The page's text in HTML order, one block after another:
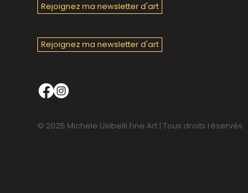
Rejoignez ma newsletter d'art
Rejoignez ma newsletter d'art
© 2025 Michele Usibelli Fine Art | Tous droits réservés